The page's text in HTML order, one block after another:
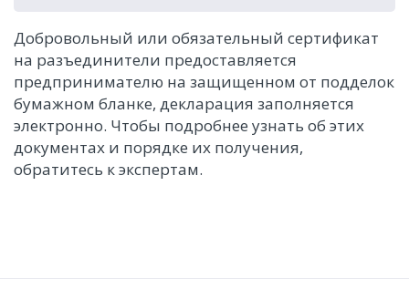
Добровольный или обязательный сертификат
на разъединители предоставляется
предпринимателю на защищенном от подделок
бумажном бланке, декларация заполняется
электронно. Чтобы подробнее узнать об этих
документах и порядке их получения,
обратитесь к экспертам.